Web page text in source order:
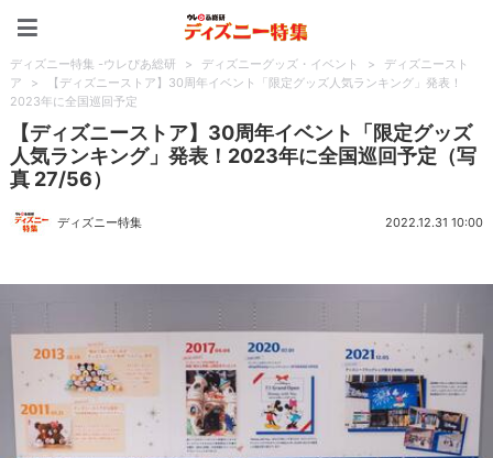
ディズニー特集 -ウレぴあ総研 > ディズニーグッズ・イベント >
ディズニースト
ア
>
【ディズニーストア】30周年イベント「限定グッズ人気ランキング」発表！
2023年に全国巡回予定
【ディズニーストア】30周年イベント「限定グッズ
人気ランキング」発表！2023年に全国巡回予定（写
真 27/56）
ディズニー特集 2022.12.31 10:00